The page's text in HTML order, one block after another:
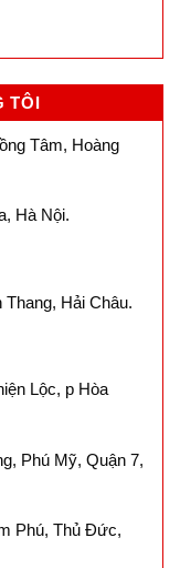
TÔI
Tâm, Hoàng
Hà Nội.
Hải Châu.
Lộc, p Hòa
Phú Mỹ, Quận 7,
Phú, Thủ Đức,